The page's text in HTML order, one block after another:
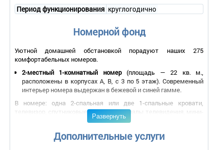
Период функционирования круглогодично
Номерной фонд
Уютной домашней обстановкой порадуют наших 275
комфортабельных номеров.
2-местный 1-комнатный номер(площадь — 22 кв. м.,
расположены в корпусах А, В, с 3 по 5 этаж). Современный
интерьер номера выдержан в бежевой и синей гамме.
В номере: одна 2-спальная или две 1-спальные кровати,
телевизор, спутниковые и эфирные каналы телевидения, мини-
холодильник, телефон, сейф, возможность подключения к
воздуха, электрический чайник, чайный набор, санузел с
Развернуть
Дополнительные услуги